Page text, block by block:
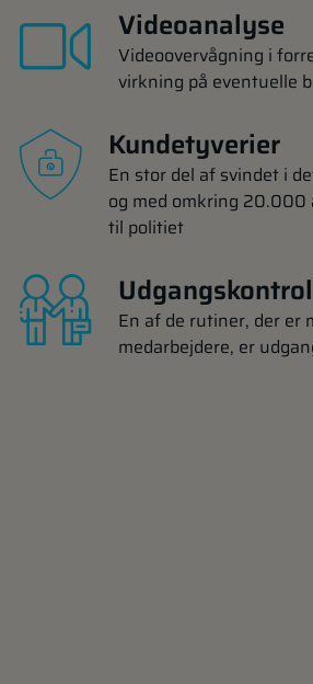
Videoanalyse
Videoovervågning i
virkning på eventuelle
Kundetyverier
En stor del af svindet i
og med omkring
til politiet
Udgangskontrol
En af de rutiner, der er
medarbejdere, er